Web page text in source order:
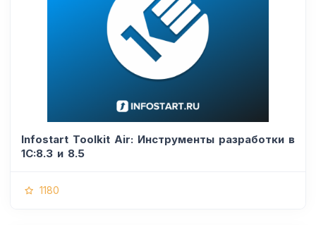
Infostart Toolkit Air: Инструменты разработки в
1С:8.3 и 8.5
1180